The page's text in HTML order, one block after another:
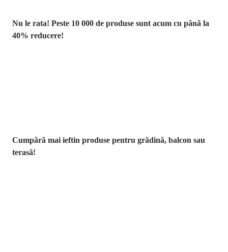
Nu le rata! Peste 10 000 de produse sunt acum cu până la
40% reducere!
Cumpără mai ieftin produse pentru grădină, balcon sau
terasă!